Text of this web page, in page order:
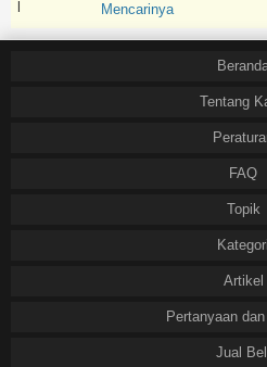
Mencarinya
Tentang
FAQ
Topik
Kategori
Artikel
Pertanyaan
Jual